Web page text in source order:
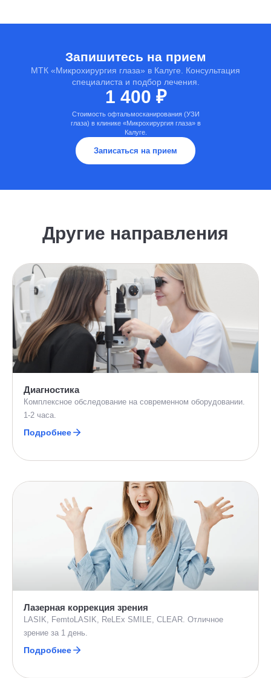
Запишитесь на прием
МТК «Микрохирургия глаза» в Калуге. Консультация
специалиста и подбор лечения.
1 400 ₽
Стоимость офтальмосканирования (УЗИ
глаза) в клинике «Микрохирургия глаза» в
Калуге.
Записаться на прием
Другие направления
Диагностика
Комплексное обследование на современном оборудовании.
1-2 часа.
Подробнее
Лазерная коррекция зрения
LASIK, FemtoLASIK, ReLEx SMILE, CLEAR. Отличное
зрение за 1 день.
Подробнее